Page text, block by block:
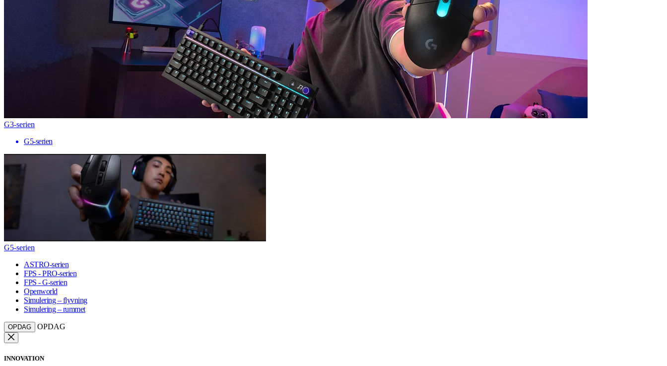
G3-serien
G5-serien
G5-serien
ASTRO-serien
FPS - PRO-serien
FPS - G-serien
Openworld
Simulering – flyvning
Simulering – rummet
OPDAG OPDAG
INNOVATION